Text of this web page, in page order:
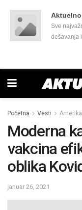
Sve
dešavanja
još
Početna Vesti Amerika
Moderna
vakcina
oblika
januar 26, 2021